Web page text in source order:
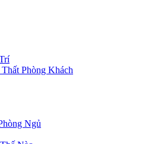
Phòng Khách
Ngủ